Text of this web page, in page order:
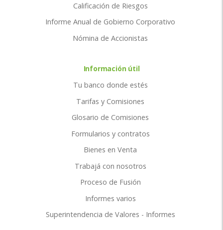
Calificación de Riesgos
Informe Anual de Gobierno Corporativo
Nómina de Accionistas
Información útil
Tu banco donde estés
Tarifas y Comisiones
Glosario de Comisiones
Formularios y contratos
Bienes en Venta
Trabajá con nosotros
Proceso de Fusión
Informes varios
Superintendencia de Valores - Informes